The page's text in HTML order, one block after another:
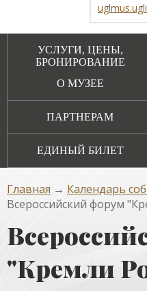
УСЛУГИ, ЦЕНЫ,
БРОНИРОВАНИЕ
О МУЗЕЕ
ПАРТНЕРАМ
ЕДИНЫЙ БИЛЕТ
Главная → Календарь
Всероссийский форум
"Кремли